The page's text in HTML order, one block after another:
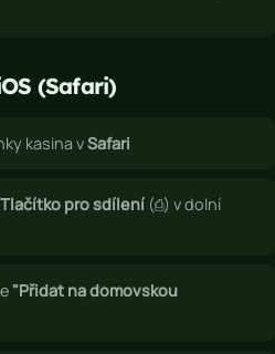
(Safari)
kasina vSafari
Tlačítko pro sdílení (⎙) v dolní
"Přidat na domovskou